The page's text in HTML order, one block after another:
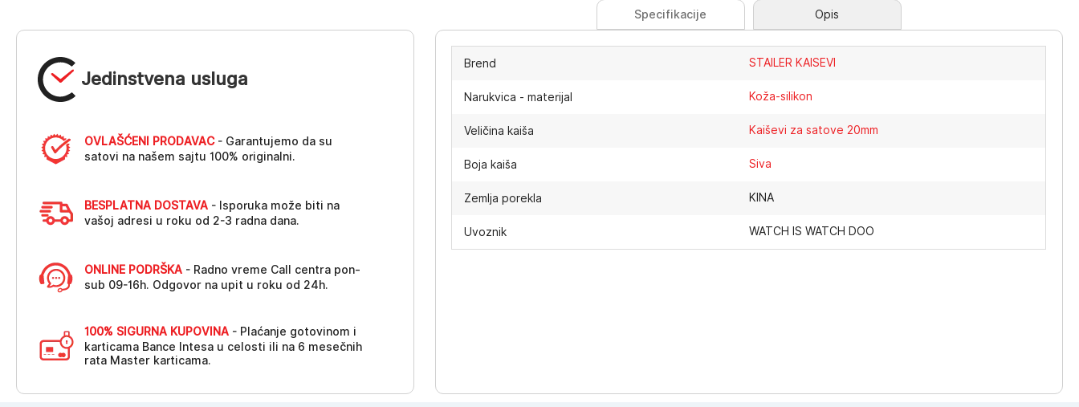
Jedinstvena usluga
OVLAŠĆENI PRODAVAC- Garantujemo da su
satovi na našem sajtu 100% originalni.
BESPLATNA DOSTAVA - Isporuka može biti na
vašoj adresi u roku od 2-3 radna dana.
ONLINE PODRŠKA - Radno vreme Call centra pon-
sub 09-16h. Odgovor na upit u roku od 24h.
100% SIGURNA KUPOVINA - Plaćanje gotovinom i
karticama Bance Intesa u celosti ili na 6 mesečnih
rata Master karticama.
Specifikacije Opis
Brend STAILER KAISEVI
Narukvica - materijal Koža-silikon
Veličina kaiša Kaiševi za satove 20mm
Boja kaiša Siva
Zemlja porekla KINA
Uvoznik WATCH IS WATCH DOO